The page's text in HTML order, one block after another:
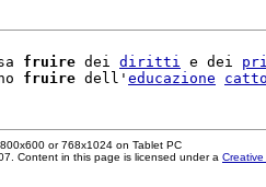
fruire dei diritti e dei
fruire dell' educazione
or 768x1024 on Tablet PC
Content in this page is licensed under a